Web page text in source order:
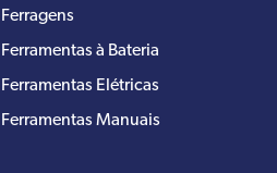
Ferragens
Ferramentas à Bateria
Ferramentas Elétricas
Ferramentas Manuais